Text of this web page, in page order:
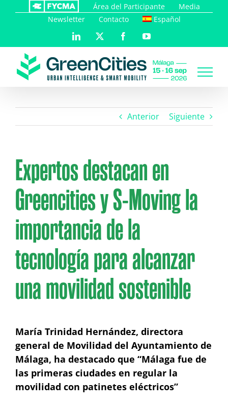
Área del Participante
Media
Newsletter
Contacto Español
LinkedIn FacebookYouTube
Anterior Siguiente
Expertos destacan en
Greencities y S-Moving la
importancia de la
tecnología para alcanzar
una movilidad sostenible
María Trinidad Hernández, directora
general de Movilidad del Ayuntamiento de
Málaga, ha destacado que “Málaga fue de
las primeras ciudades en regular la
movilidad con patinetes eléctricos”